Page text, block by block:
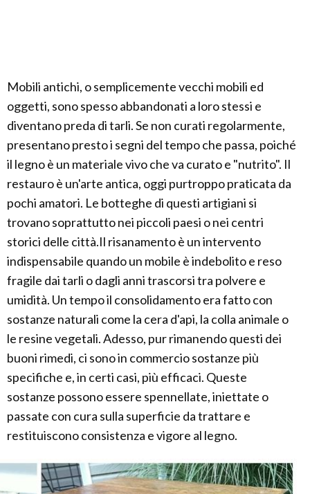
Mobili antichi, o semplicemente vecchi mobili ed
oggetti, sono spesso abbandonati a loro stessi e
diventano preda di tarli. Se non curati regolarmente,
presentano presto i segni del tempo che passa, poiché
il legno è un materiale vivo che va curato e "nutrito". Il
restauro è un'arte antica, oggi purtroppo praticata da
pochi amatori. Le botteghe di questi artigiani si
trovano soprattutto nei piccoli paesi o nei centri
storici delle città.Il risanamento è un intervento
indispensabile quando un mobile è indebolito e reso
fragile dai tarli o dagli anni trascorsi tra polvere e
umidità. Un tempo il consolidamento era fatto con
sostanze naturali come la cera d'api, la colla animale o
le resine vegetali. Adesso, pur rimanendo questi dei
buoni rimedi, ci sono in commercio sostanze più
specifiche e, in certi casi, più efficaci. Queste
sostanze possono essere spennellate, iniettate o
passate con cura sulla superficie da trattare e
restituiscono consistenza e vigore al legno.